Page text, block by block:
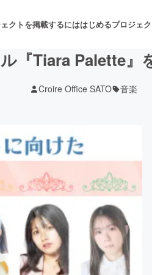
クトを掲載するにははじめるプロジェ
舞台
ビス開発 フード
版 アニメ
ビュー
『Tiara Palette』
Croire Office SATO 音楽